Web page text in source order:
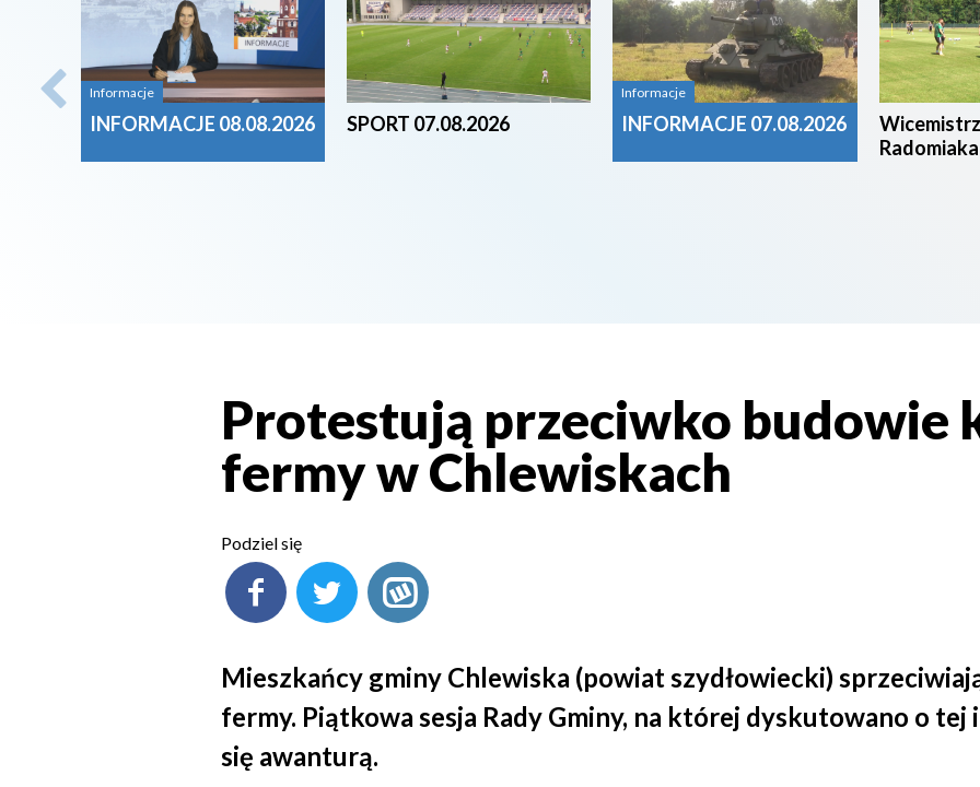
Informacje
INFORMACJE 08.08.2026 SPORT 07.08.2026
Informacje
INFORMACJE 07.08.2026
Radomiaka
Protestują przeciwko budowie
fermy w Chlewiskach
Podziel się
Mieszkańcy gminy Chlewiska (powiat szydłowiecki)
fermy. Piątkowa sesja Rady Gminy, na której dyskutowano o tej
się awanturą.